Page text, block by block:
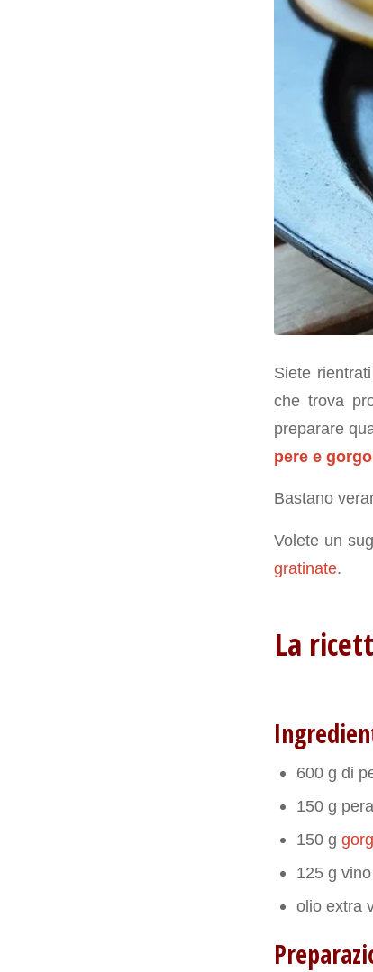
Siete
che trova
preparare
pere e
Bastano
Volete un
gratinate.
La
600 g di
150 g pera
150 g
125 g
olio extra